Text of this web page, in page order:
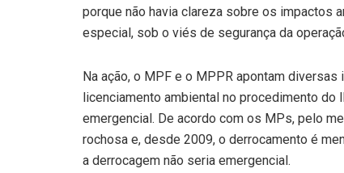
porque não havia clareza sobre os impactos
especial, sob o viés de segurança da
Na ação, o MPF e o MPPR apontam
licenciamento ambiental no procedimento do
emergencial. De acordo com os MPs, pelo
rochosa e, desde 2009, o derrocamento é
a derrocagem não seria emergencial.